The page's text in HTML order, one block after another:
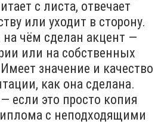
с листа, отвечает
или уходит в сторону.
на чём сделан акцент —
или на собственных
значение и качество
как она сделана.
если это просто копия
с неподходящими